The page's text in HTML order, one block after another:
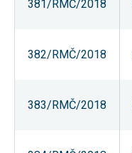
381/RMČ/2018
382/RMČ/2018
383/RMČ/2018